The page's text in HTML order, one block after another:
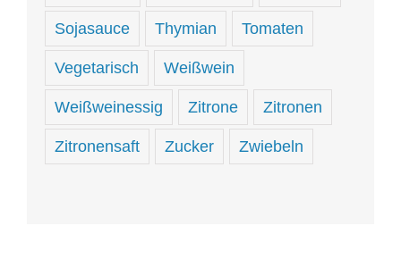
Sojasauce Thymian Tomaten
Vegetarisch Weißwein
Weißweinessig Zitrone Zitronen
Zitronensaft Zucker Zwiebeln